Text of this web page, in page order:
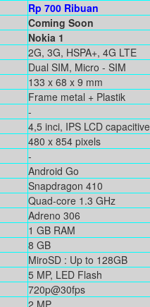
Rp 700 Ribuan
Coming Soon
Nokia 1
2G, 3G, HSPA+, 4G LTE
Dual SIM, Micro - SIM
133 x 68 x 9 mm
Frame metal + Plastik
-
4,5 inci, IPS LCD capacitive
480 x 854 pixels
-
Android Go
Snapdragon 410
Quad-core 1.3 GHz
Adreno 306
1 GB RAM
8 GB
MiroSD : Up to 128GB
5 MP, LED Flash
720p@30fps